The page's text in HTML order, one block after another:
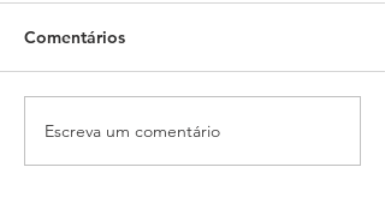
Comentários
Escreva um comentário